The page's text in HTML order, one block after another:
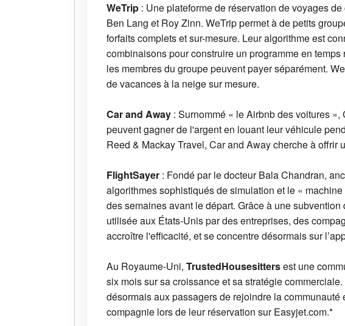
WeTrip : Une plateforme de réservation de voyages
Ben Lang et Roy Zinn. WeTrip permet à de petits
forfaits complets et sur-mesure. Leur algorithme est
combinaisons pour construire un programme en
les membres du groupe peuvent payer séparément.
de vacances à la neige sur mesure.
Car and Away : Surnommé « le Airbnb des voitures
peuvent gagner de l'argent en louant leur véhicule
Reed & Mackay Travel, Car and Away cherche à
FlightSayer : Fondé par le docteur Bala Chandran,
algorithmes sophistiqués de simulation et le «
des semaines avant le départ. Grâce à une
utilisée aux États-Unis par des entreprises, des
accroître l'efficacité, et se concentre désormais sur
Au Royaume-Uni, TrustedHousesittersest une
six mois sur sa croissance et sa stratégie
désormais aux passagers de rejoindre la
compagnie lors de leur réservation sur Easyjet.com.*